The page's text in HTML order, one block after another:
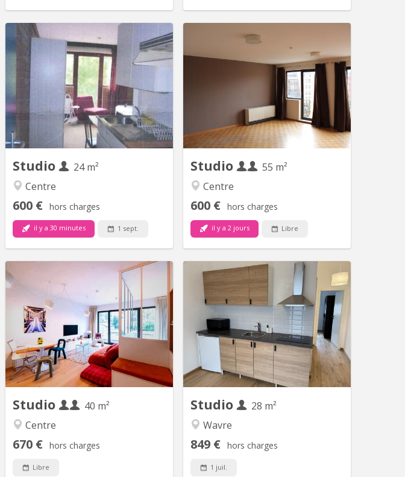
Studio
24 m²
Centre
600 € hors charges
il y a 30 minutes 1 sept.
KV 1415
Studio meublé bien situé à 3 minutes à
pied du centre de Louvain-la-Neuve. Il
se situe au deuxième étage d'un
immeuble très bien entretenu.
Studio
55 m²
Centre
600 € hors charges
il y a 2 jours Libre
Très grand sturdio de 55 m2 avec
cuisines équipée privativve, salle de
bain privative, balcon, video
parlophone
Studio
40 m²
Centre
670 € hors charges
Libre
KV 2253
Located at 838 Chaussée de Waterloo,
in a modern building from 2021, this
superb furnished studio of
approximately 40 m² is on the 2nd
floor and offers a beautiful
unobstructed view, plenty of natural
light, and a quiet atmosphere. The
layout includes an entrance hall with
Studio
28 m²
Wavre
849 € hors charges
1 juil.
KV 1885
Pour étudiant(e), studio indépendant
meublé dans un quartier très calme de
Wavre pour une personne. Première
occupation, Etat neuf (nouvelle
construction 09/2024). PEB A.
Superficie : 28 m², avec - entrée
indépendante - séjour avec cuisine
intégrée (évier, taques de cuisson,